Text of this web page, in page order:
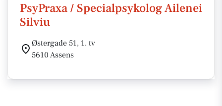
PsyPraxa / Specialpsykolog Ailenei
Silviu
Østergade 51, 1. tv
5610 Assens